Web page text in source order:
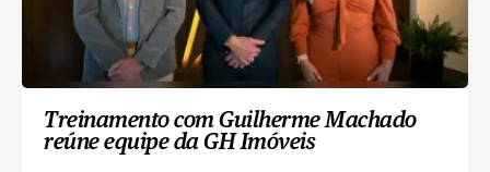
Treinamento com Guilherme Machado
reúne equipe da GH Imóveis